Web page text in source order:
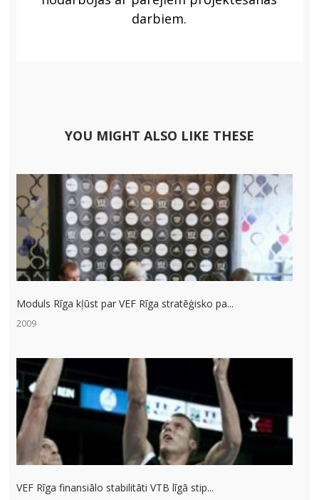
darbiem.
YOU MIGHT ALSO LIKE THESE
Moduls Rīga kļūst par VEF Rīga stratēģisko pa...
2009
VEF Rīga finansiālo stabilitāti VTB līgā stip...